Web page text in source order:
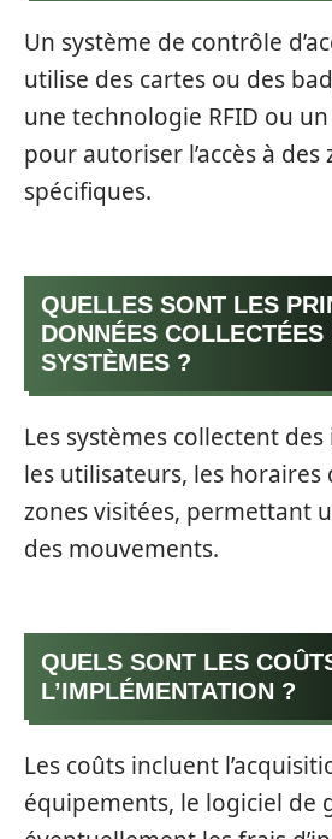
Un système de contrôle
utilise des cartes ou des
une technologie RFID ou
pour autoriser l’accès à des
spécifiques.
QUELLES SONT LES
DONNÉES COLLECTÉES
SYSTÈMES ?
Les systèmes collectent
les utilisateurs, les horaires
zones visitées, permettant
des mouvements.
QUELS SONT LES
L’IMPLÉMENTATION ?
Les coûts incluent
équipements, le logiciel de